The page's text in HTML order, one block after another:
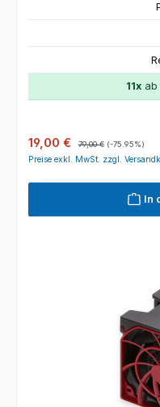
11x
Verkaufspreis:
19,00 € 79,00 € (-75.95%)
Preise exkl. MwSt. zzgl.
In